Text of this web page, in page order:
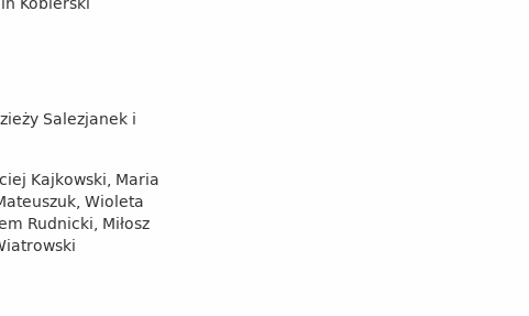
Salezjanek i
Kajkowski, Maria
Wioleta
Rudnicki, Miłosz